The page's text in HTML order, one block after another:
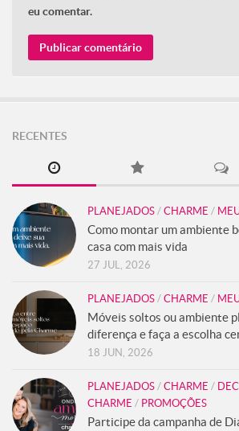
eu comentar.
RECENTES
PLANEJADOS / CHARME /
Como montar um ambiente
casa com mais vida
27 JUL, 2026
PLANEJADOS / CHARME /
Móveis soltos ou ambiente
diferença e faça a escolha
18 JUN, 2026
PLANEJADOS / CHARME /
CHARME / PROMOÇÕES
Participe da campanha de